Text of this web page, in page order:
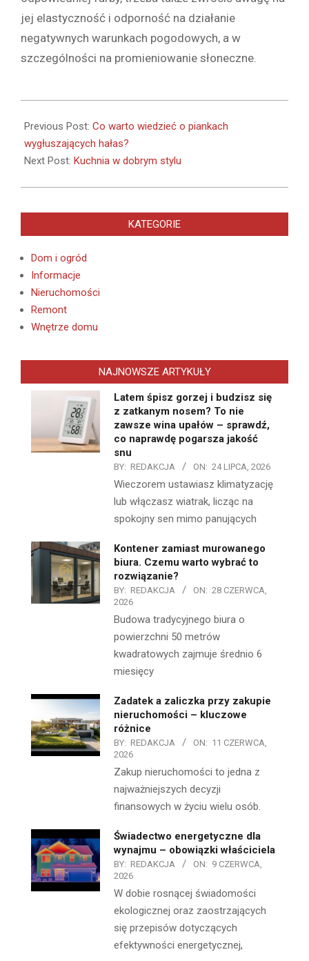
jej elastyczność i odporność na działanie
negatywnych warunkach pogodowych, a w
szczególności na promieniowanie słoneczne.
06-
10
Previous Post: Co warto wiedzieć o piankach
wygłuszających hałas?
Next Post: Kuchnia w dobrym stylu
KATEGORIE
Dom i ogród
Informacje
Nieruchomości
Remont
Wnętrze domu
NAJNOWSZE ARTYKUŁY
Latem śpisz gorzej i budzisz się
z zatkanym nosem? To nie
zawsze wina upałów – sprawdź,
co naprawdę pogarsza jakość
snu
BY: REDAKCJA ON: 24 LIPCA, 2026
Wieczorem ustawiasz klimatyzację
lub włączasz wiatrak, licząc na
spokojny sen mimo panujących
Kontener zamiast murowanego
biura. Czemu warto wybrać to
rozwiązanie?
BY: REDAKCJA ON: 28 CZERWCA,
2026
Budowa tradycyjnego biura o
powierzchni 50 metrów
kwadratowych zajmuje średnio 6
miesięcy
Zadatek a zaliczka przy zakupie
nieruchomości – kluczowe
różnice
BY: REDAKCJA ON: 11 CZERWCA,
2026
Zakup nieruchomości to jedna z
najważniejszych decyzji
finansowych w życiu wielu osób.
Świadectwo energetyczne dla
wynajmu – obowiązki właściciela
BY: REDAKCJA ON: 9 CZERWCA,
2026
W dobie rosnącej świadomości
ekologicznej oraz zaostrzających
się przepisów dotyczących
efektywności energetycznej,